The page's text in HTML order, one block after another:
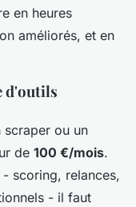
en heures
améliorés, et en
d'outils
scraper ou un
de 100 €/mois.
scoring, relances,
- il faut